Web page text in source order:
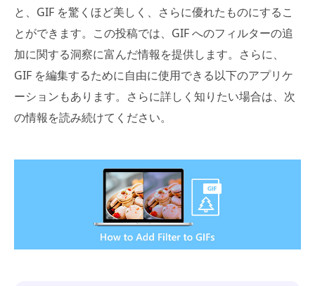
と、GIF を驚くほど美しく、さらに優れたものにするこ
とができます。この投稿では、GIF へのフィルターの追
加に関する洞察に富んだ情報を提供します。さらに、
GIF を編集するために自由に使用できる以下のアプリケ
ーションもあります。さらに詳しく知りたい場合は、次
の情報を読み続けてください。